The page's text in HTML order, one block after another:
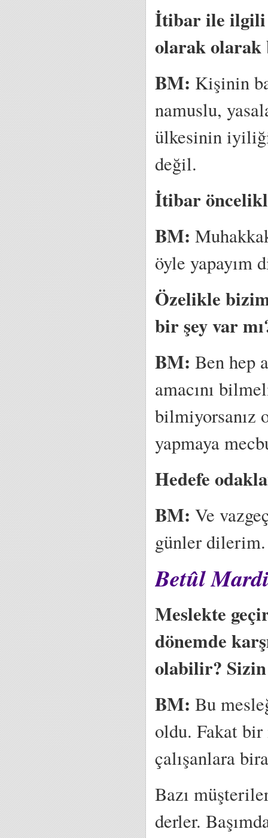
İtibar ile ilgili
olarak olarak
BM: Kişinin
namuslu,
ülkesinin
değil.
İtibar
BM:
öyle yapayım
Özelikle
bir şey var
BM: Ben hep
amacını
bilmiyorsanız
yapmaya
Hedefe
BM: Ve
günler
Betûl
Meslekte
dönemde
olabilir?
BM: Bu
oldu. Fakat
çalışanlara
Bazı
derler.